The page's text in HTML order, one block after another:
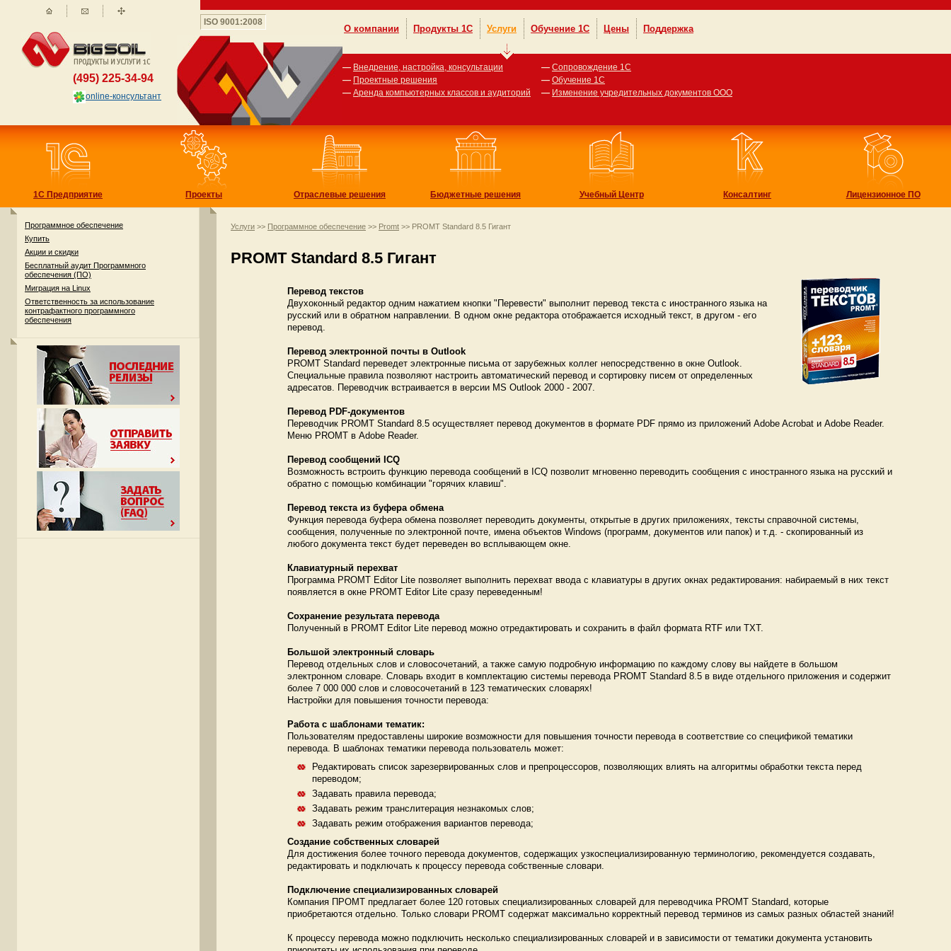
1С Предприятие Проекты Отраслевые решения Бюджетные решения Учебный Центр Консалтинг Лицензионное ПО
Программное обеспечение
Купить
Акции и скидки
Бесплатный аудит Программного
обеспечения (ПО)
Миграция на Linux
Ответственность за использование
контрафактного программного
обеспечения
Услуги >> Программное обеспечение >> Promt >> PROMT Standard 8.5 Гигант
PROMT Standard 8.5 Гигант
Перевод текстов
Двухоконный редактор одним нажатием кнопки "Перевести" выполнит перевод текста с иностранного языка на
русский или в обратном направлении. В одном окне редактора отображается исходный текст, в другом - его
перевод.
Перевод электронной почты в Outlook
PROMT Standard переведет электронные письма от зарубежных коллег непосредственно в окне Outlook.
Специальные правила позволяют настроить автоматический перевод и сортировку писем от определенных
адресатов. Переводчик встраивается в версии MS Outlook 2000 - 2007.
Перевод PDF-документов
Переводчик PROMT Standard 8.5 осуществляет перевод документов в формате PDF прямо из приложений Adobe Acrobat и Adobe Reader.
Меню PROMT в Adobe Reader.
Перевод сообщений ICQ
Возможность встроить функцию перевода сообщений в ICQ позволит мгновенно переводить сообщения с иностранного языка на русский и
обратно с помощью комбинации "горячих клавиш".
Перевод текста из буфера обмена
Функция перевода буфера обмена позволяет переводить документы, открытые в других приложениях, тексты справочной системы,
сообщения, полученные по электронной почте, имена объектов Windows (программ, документов или папок) и т.д. - скопированный из
любого документа текст будет переведен во всплывающем окне.
Клавиатурный перехват
Программа PROMT Editor Lite позволяет выполнить перехват ввода с клавиатуры в других окнах редактирования: набираемый в них текст
появляется в окне PROMT Editor Lite сразу переведенным!
Сохранение результата перевода
Полученный в PROMT Editor Lite перевод можно отредактировать и сохранить в файл формата RTF или TXT.
Большой электронный словарь
Перевод отдельных слов и словосочетаний, а также самую подробную информацию по каждому слову вы найдете в большом
электронном словаре. Словарь входит в комплектацию системы перевода PROMT Standard 8.5 в виде отдельного приложения и содержит
более 7 000 000 слов и словосочетаний в 123 тематических словарях!
Настройки для повышения точности перевода:
Работа с шаблонами тематик:
Пользователям предоставлены широкие возможности для повышения точности перевода в соответствие со спецификой тематики
перевода. В шаблонах тематики перевода пользователь может:
Редактировать список зарезервированных слов и препроцессоров, позволяющих влиять на алгоритмы обработки текста перед
переводом;
Задавать правила перевода;
Задавать режим транслитерация незнакомых слов;
Задавать режим отображения вариантов перевода;
Cоздание собственных словарей
Для достижения более точного перевода документов, содержащих узкоспециализированную терминологию, рекомендуется создавать,
редактировать и подключать к процессу перевода собственные словари.
Подключение специализированных словарей
Компания ПРОМТ предлагает более 120 готовых специализированных словарей для переводчика PROMT Standard, которые
приобретаются отдельно. Только словари PROMT содержат максимально корректный перевод терминов из самых разных областей знаний!
К процессу перевода можно подключить несколько специализированных словарей и в зависимости от тематики документа установить
О компании Продукты 1С Услуги Обучение 1С Цены Поддержка
(495) 225-34-94
online-консультант
ISO 9001:2008
— Внедрение, настройка, консультации
— Проектные решения
— Аренда компьютерных классов и аудиторий
— Сопровождение 1С
— Обучение 1С
— Изменение учредительных документов ООО